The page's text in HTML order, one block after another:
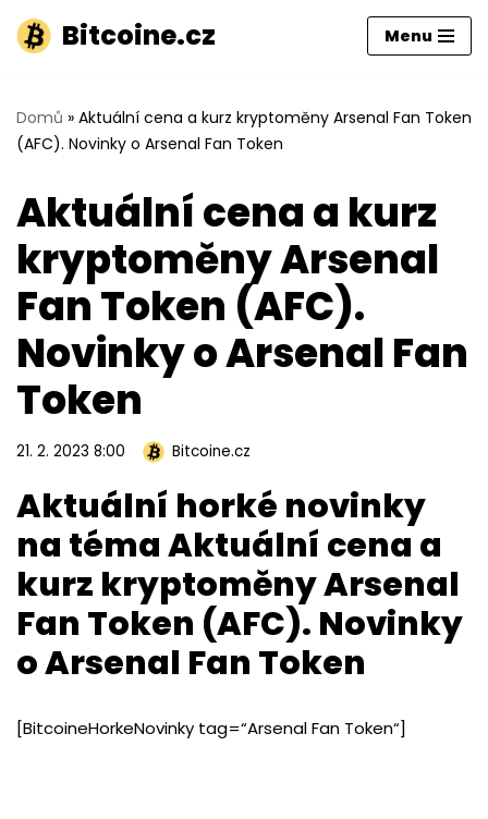
Přeskočit
obsah
Bitcoine.cz Menu
Domů » Aktuální cena a kurz kryptoměny Arsenal Fan Token
(AFC). Novinky o Arsenal Fan Token
Aktuální cena a kurz
kryptoměny Arsenal
Fan Token (AFC).
Novinky o Arsenal Fan
Token
21. 2. 2023 8:00 Bitcoine.cz
Aktuální horké novinky
na téma Aktuální cena a
kurz kryptoměny Arsenal
Fan Token (AFC). Novinky
o Arsenal Fan Token
[BitcoineHorkeNovinky tag=“Arsenal Fan Token“]